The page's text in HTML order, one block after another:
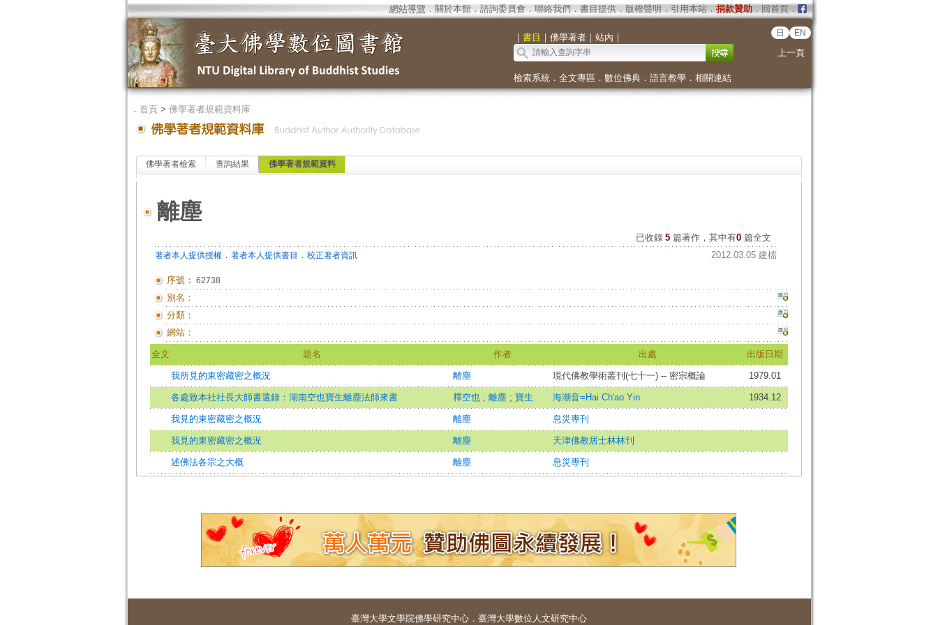
網站導覽 ． 關於本館． 諮詢委員會． 聯絡我們 ． 書目提供． 版權聲明 ． 引用本站． 捐款贊助．回首頁．
｜ 書目 ｜ 佛學著者｜ 站內 ｜ 日 EN
上一頁
檢索系統． 全文專區 ． 數位佛典． 語言教學． 相關連結
． 首頁> 佛學著者規範資料庫
佛學著者檢索 查詢結果 佛學著者規範資料
離塵
已收錄 5 篇著作，其中有0篇全文
著者本人提供授權． 著者本人提供書目 ． 校正著者資訊 2012.03.05 建檔
序號： 62738
別名：
分類：
網站：
全文 題名 作者 出處 出版日期
我所見的東密藏密之概況 離塵 現代佛教學術叢刊(七十一) -- 密宗概論 1979.01
各處致本社社長大師書選錄：湖南空也寶生離塵法師來書 釋空也 ; 離塵 ; 寶生 海潮音=Hai Ch'ao Yin 1934.12
我見的東密藏密之概況 離塵 息災專刊
我見的東密藏密之概況 離塵 天津佛教居士林林刊
述佛法各宗之大概 離塵 息災專刊
臺灣大學文學院佛學研究中心 ． 臺灣大學數位人文研究中心